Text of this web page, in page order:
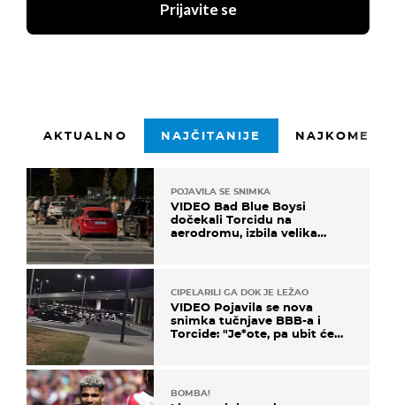
Prijavite se
AKTUALNO NAJČITANIJE
POJAVILA SE SNIMKA
VIDEO Bad Blue Boysi
dočekali Torcidu na
aerodromu, izbila velika
CIPELARILI GA DOK JE LEŽAO
VIDEO Pojavila se nova
snimka tučnjave BBB-a i
Torcide: "Je*ote, pa ubit će
BOMBA!